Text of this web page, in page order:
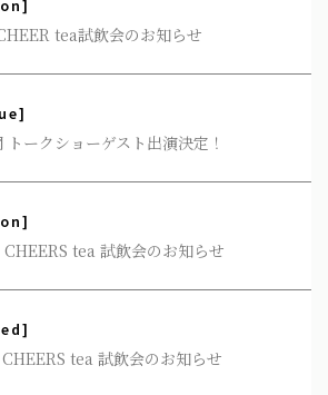
tea試飲会のお知らせ
ークショーゲスト出演決定！
tea 試飲会のお知らせ
tea 試飲会のお知らせ